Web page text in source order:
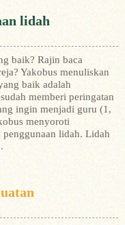
lidah
baik? Rajin baca
Yakobus menuliskan
baik adalah
memberi peringatan
ingin menjadi guru (1,
menyoroti
lidah. Lidah